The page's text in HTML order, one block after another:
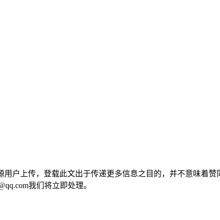
用户上传，登载此文出于传递更多信息之目的，并不意味着
我们将立即处理。